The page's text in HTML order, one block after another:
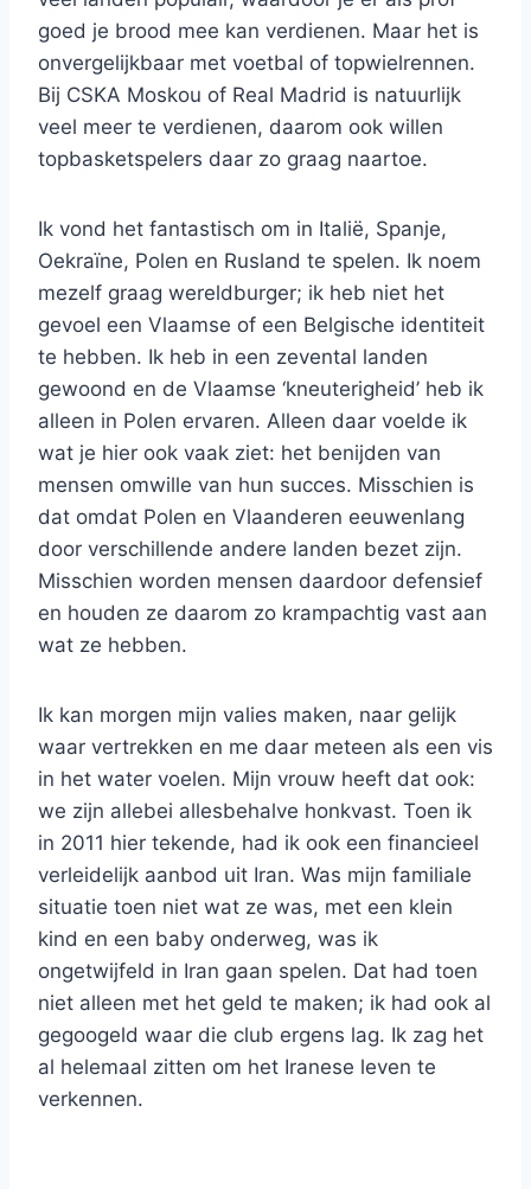
goed je brood mee kan verdienen. Maar het is
onvergelijkbaar met voetbal of topwielrennen.
Bij CSKA Moskou of Real Madrid is natuurlijk
veel meer te verdienen, daarom ook willen
topbasketspelers daar zo graag naartoe.
Ik vond het fantastisch om in Italië, Spanje,
Oekraïne, Polen en Rusland te spelen. Ik noem
mezelf graag wereldburger; ik heb niet het
gevoel een Vlaamse of een Belgische identiteit
te hebben. Ik heb in een zevental landen
gewoond en de Vlaamse ‘kneuterigheid’ heb ik
alleen in Polen ervaren. Alleen daar voelde ik
wat je hier ook vaak ziet: het benijden van
mensen omwille van hun succes. Misschien is
dat omdat Polen en Vlaanderen eeuwenlang
door verschillende andere landen bezet zijn.
Misschien worden mensen daardoor defensief
en houden ze daarom zo krampachtig vast aan
wat ze hebben.
Ik kan morgen mijn valies maken, naar gelijk
waar vertrekken en me daar meteen als een vis
in het water voelen. Mijn vrouw heeft dat ook:
we zijn allebei allesbehalve honkvast. Toen ik
in 2011 hier tekende, had ik ook een financieel
verleidelijk aanbod uit Iran. Was mijn familiale
situatie toen niet wat ze was, met een klein
kind en een baby onderweg, was ik
ongetwijfeld in Iran gaan spelen. Dat had toen
niet alleen met het geld te maken; ik had ook al
gegoogeld waar die club ergens lag. Ik zag het
al helemaal zitten om het Iranese leven te
verkennen.